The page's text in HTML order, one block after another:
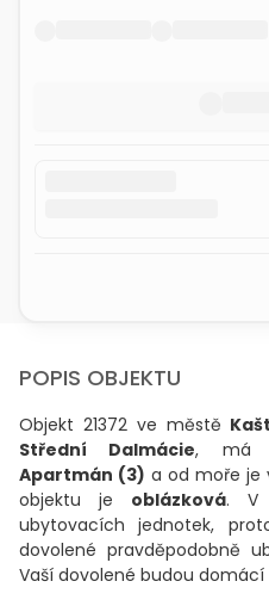
POPIS OBJEKTU
Objekt 21372 ve městě
Střední Dalmácie, má
Apartmán (3) a od moře je
objektu je oblázková. V
ubytovacích jednotek,
dovolené pravděpodobně
Vaší dovolené budou domácí